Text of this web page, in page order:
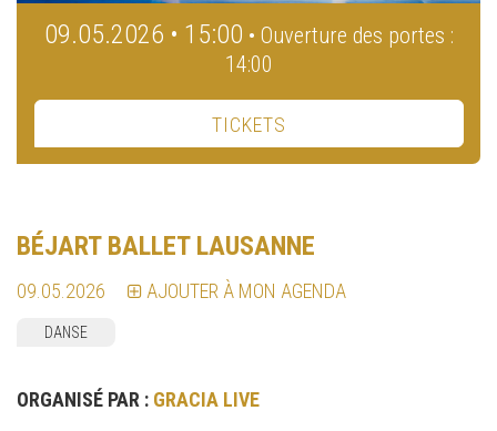
09.05.2026 • 15:00 • Ouverture des portes :
14:00
TICKETS
BÉJART BALLET LAUSANNE
09.05.2026 AJOUTER À MON AGENDA
DANSE
ORGANISÉ PAR : GRACIA LIVE